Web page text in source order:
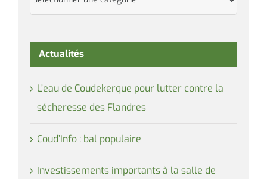
Actualités
L’eau de Coudekerque pour lutter contre la
sécheresse des Flandres
Coud’Info : bal populaire
Investissements importants à la salle de